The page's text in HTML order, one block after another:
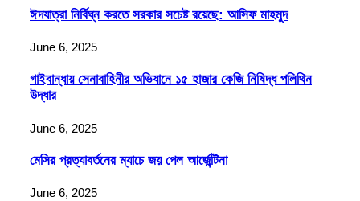
ঈদযাত্রা নির্বিঘ্ন করতে সরকার সচেষ্ট রয়েছে: আসিফ মাহমুদ
June 6, 2025
গাইবান্ধায় সেনাবাহিনীর অভিযানে ১৫ হাজার কেজি নিষিদ্ধ পলিথিন
উদ্ধার
June 6, 2025
মেসির প্রত্যাবর্তনের ম্যাচে জয় পেল আর্জেন্টিনা
June 6, 2025